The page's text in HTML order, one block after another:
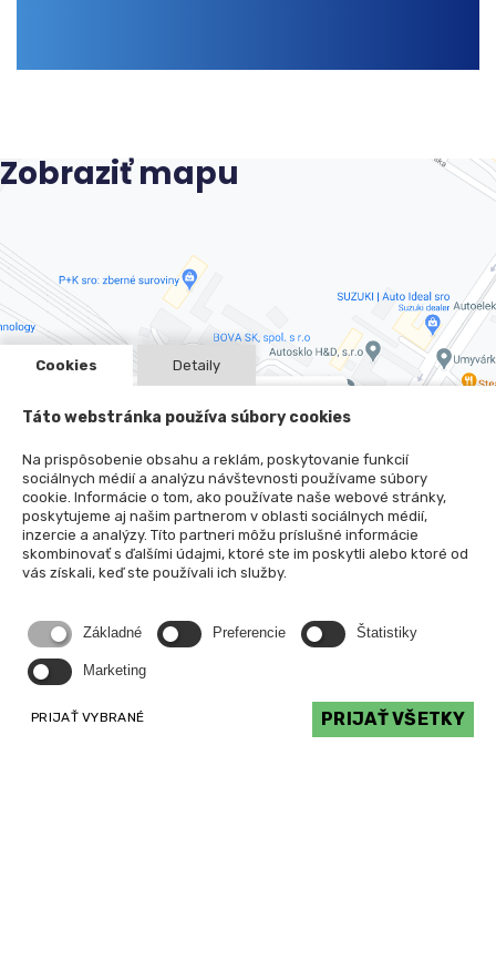
Zobraziť mapu
Cookies Detaily
Táto webstránka používa súbory cookies
Na prispôsobenie obsahu a reklám, poskytovanie funkcií
sociálnych médií a analýzu návštevnosti používame súbory
cookie. Informácie o tom, ako používate naše webové stránky,
poskytujeme aj našim partnerom v oblasti sociálnych médií,
inzercie a analýzy. Títo partneri môžu príslušné informácie
skombinovať s ďalšími údajmi, ktoré ste im poskytli alebo ktoré od
vás získali, keď ste používali ich služby.
Základné Preferencie Štatistiky
Marketing
PRIJAŤ VYBRANÉ PRIJAŤ VŠETKY